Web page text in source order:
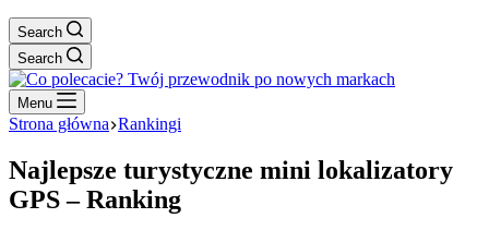
Search
Search
Menu
Strona główna Rankingi
Najlepsze turystyczne mini lokalizatory
GPS – Ranking